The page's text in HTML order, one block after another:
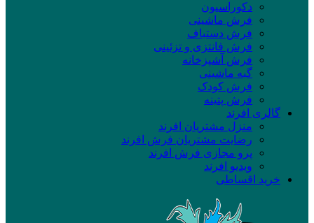
دکوراسیون
فرش ماشینی
فرش دستباف
فرش فانتزی و تزئینی
فرش آشپزخانه
گبه ماشینی
فرش کودک
فرش پتینه
گالری افرند
منزل مشتریان افرند
رضایت مشتریان فرش افرند
پرو مجازی فرش افرند
ویدیو افرند
خرید اقساطی